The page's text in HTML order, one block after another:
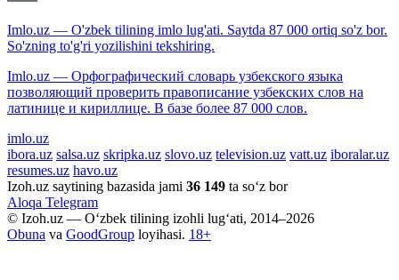
Imlo.uz — O'zbek tilining imlo lug'ati. Saytda 87 000 ortiq so'z bor.
So'zning to'g'ri yozilishini tekshiring.
Imlo.uz — Орфографический словарь узбекского языка
позволяющий проверить правописание узбекских слов на
латинице и кириллице. В базе более 87 000 слов.
imlo.uz
ibora.uz salsa.uz skripka.uz slovo.uz television.uz vatt.uz iboralar.uz
resumes.uz havo.uz
Izoh.uz saytining bazasida jami 36 149 ta so‘z bor
Aloqa Telegram
© Izoh.uz — O‘zbek tilining izohli lug‘ati, 2014–2026
Obuna va GoodGroup loyihasi. 18+